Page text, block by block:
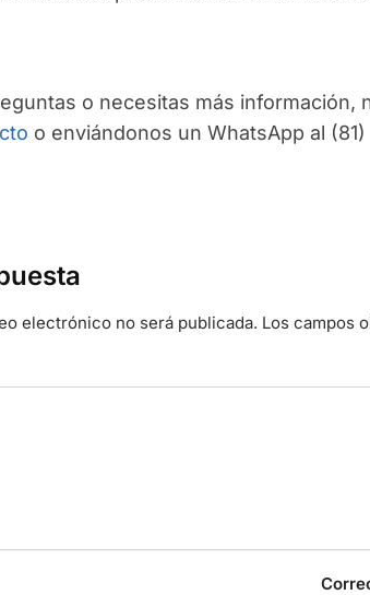
o necesitas más
o enviándonos un WhatsApp al (81)
electrónico no será publicada. Los campos